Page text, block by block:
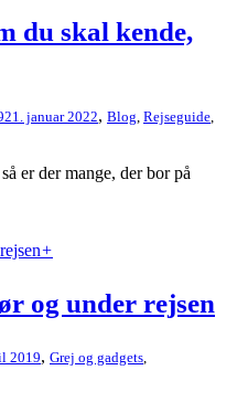
du skal kende,
21. januar 2022, Blog Rejseguide
er der mange, der bor på
+
og under rejsen
2019, Grej og gadgets